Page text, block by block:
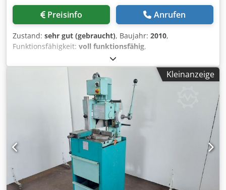
Preisinfo Anrufen
Zustand: sehr gut (gebraucht), Baujahr: 2010,
Funktionsfähigkeit: voll funktionsfähig,
120 mm
Ihnen ab Lager, Irrtum und Zwischenverkauf vorbehalten,
unverbindlich anbieten : E I S E L E Vertikale Kaltkreissäge
mit Gehrungsschnitt Chsdpfxoyub N Ue Agpja Type VMS II
– 350 PV Baujahr 2010 _____ Sägeblatt-Æ max. 350 mm
Drehzahlen des Sägeblattes 40/80 U/Min. Werkstück-Ø 90
mm Schwenkbereich Sägeschlitten 0 – 90 Grad stfl.
regelbarer Vorschub pneumatisch 0 – 10 (?) Gewicht ca.
350 kg Ausstattung: • Einstellbarer
Werkstücklängenanschlag rechts angebaut bis 500 mm
maximale Länge einstellbar • pneumatischer
Werkstückspannstock – Spannbreite 160 mm • MMKS
Schmiersystem für Sägeblatt • einstellbarer Tiefenanschlag
Kleinanzeige